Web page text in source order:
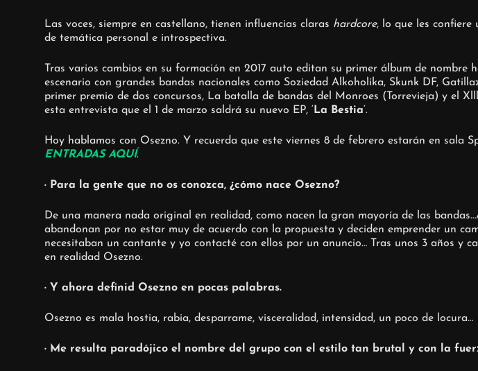
Las voces, siempre en castellano, tienen influencias claras hardcore, lo que les confiere
de temática personal e introspectiva.
Tras varios cambios en su formación en 2017 auto editan su primer álbum de
escenario con grandes bandas nacionales como Soziedad Alkoholika, Skunk DF,
primer premio de dos concursos, La batalla de bandas del Monroes (Torrevieja) y el
esta entrevista que el 1 de marzo saldrá su nuevo EP, ‘ La Bestia‘.
Hoy hablamos con Osezno. Y recuerda que este viernes 8 de febrero estarán en
ENTRADAS AQUÍ.
· Para la gente que no os conozca, ¿cómo nace Osezno?
De una manera nada original en realidad, como nacen la gran mayoría de las
abandonan por no estar muy de acuerdo con la propuesta y deciden emprender un
necesitaban un cantante y yo contacté con ellos por un anuncio… Tras unos 3 años y
en realidad Osezno.
· Y ahora definid Osezno en pocas palabras.
Osezno es mala hostia, rabia, desparrame, visceralidad, intensidad, un poco de locura…
· Me resulta paradójico el nombre del grupo con el estilo tan brutal y con la